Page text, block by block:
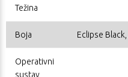
Težina
Boja Eclipse
Operativni
sustav